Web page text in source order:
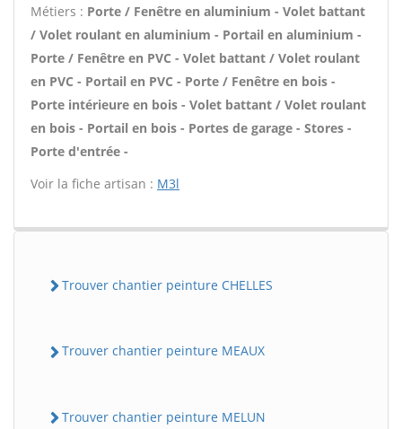
Métiers : Porte / Fenêtre en aluminium - Volet battant
/ Volet roulant en aluminium - Portail en aluminium -
Porte / Fenêtre en PVC - Volet battant / Volet roulant
en PVC - Portail en PVC - Porte / Fenêtre en bois -
Porte intérieure en bois - Volet battant / Volet roulant
en bois - Portail en bois - Portes de garage - Stores -
Porte d'entrée -
Voir la fiche artisan : M3l
Trouver chantier peinture CHELLES
Trouver chantier peinture MEAUX
Trouver chantier peinture MELUN